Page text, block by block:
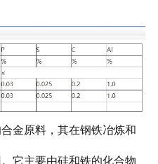
金原料，其在钢铁冶炼和
它主要由硅和铁的化合物